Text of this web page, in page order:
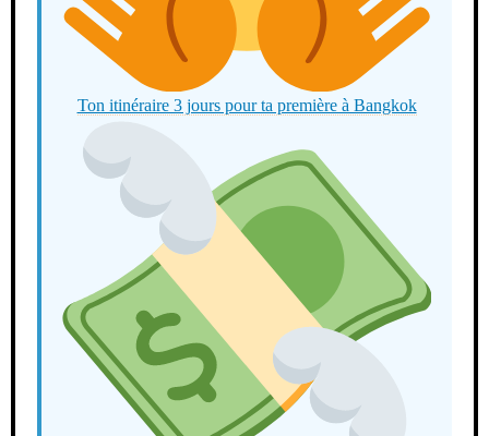
Ton itinéraire 3 jours pour ta première à Bangkok